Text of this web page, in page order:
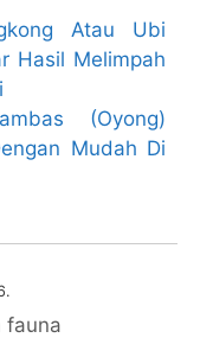
Atau Ubi
Hasil Melimpah
(Oyong)
Mudah Di
fauna